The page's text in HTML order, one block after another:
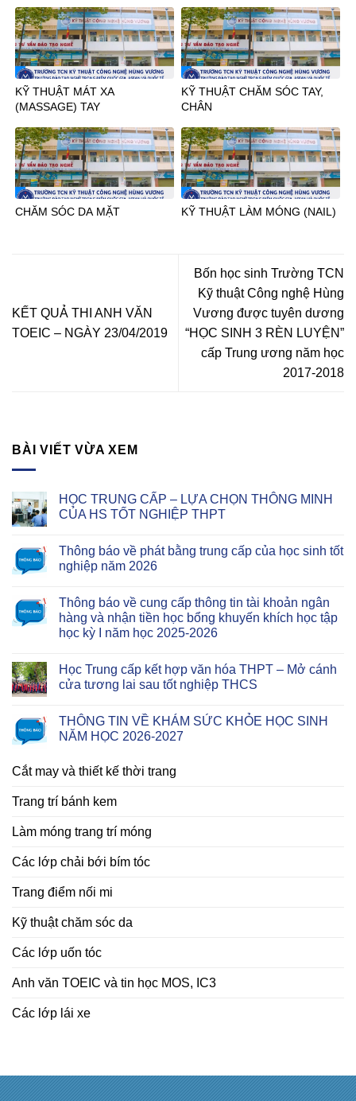
KỸ THUẬT MÁT XA
(MASSAGE) TAY
KỸ THUẬT CHĂM SÓC TAY,
CHÂN
CHĂM SÓC DA MẶT KỸ THUẬT LÀM MÓNG (NAIL)
KẾT QUẢ THI ANH VĂN
TOEIC – NGÀY 23/04/2019
Bốn học sinh Trường TCN
Kỹ thuật Công nghệ Hùng
Vương được tuyên dương
“HỌC SINH 3 RÈN LUYỆN”
cấp Trung ương năm học
2017-2018
BÀI VIẾT VỪA XEM
HỌC TRUNG CẤP – LỰA CHỌN THÔNG MINH
CỦA HS TỐT NGHIỆP THPT
Thông báo về phát bằng trung cấp của học sinh tốt
nghiệp năm 2026
Thông báo về cung cấp thông tin tài khoản ngân
hàng và nhận tiền học bổng khuyến khích học tập
học kỳ I năm học 2025-2026
Học Trung cấp kết hợp văn hóa THPT – Mở cánh
cửa tương lai sau tốt nghiệp THCS
THÔNG TIN VỀ KHÁM SỨC KHỎE HỌC SINH
NĂM HỌC 2026-2027
Cắt may và thiết kế thời trang
Trang trí bánh kem
Làm móng trang trí móng
Các lớp chải bới bím tóc
Trang điểm nối mi
Kỹ thuật chăm sóc da
Các lớp uốn tóc
Anh văn TOEIC và tin học MOS, IC3
Các lớp lái xe